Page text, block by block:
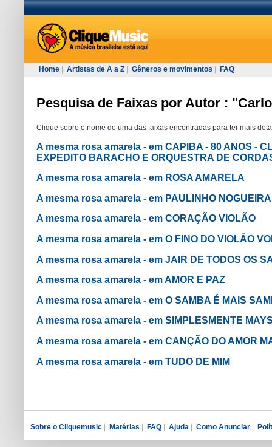
Home Artistas de A a Z Gêneros e movimentos FAQ
Pesquisa de Faixas por Autor :
Clique sobre o nome de uma das faixas encontradas para ter mais
A mesma rosa amarela - em CAPIBA - 80 ANOS -
EXPEDITO BARACHO E ORQUESTRA DE
A mesma rosa amarela - em ROSA AMARELA
A mesma rosa amarela - em PAULINHO
A mesma rosa amarela - em CORAÇÃO VIOLÃO
A mesma rosa amarela - em O FINO DO VIOLÃO
A mesma rosa amarela - em JAIR DE TODOS OS
A mesma rosa amarela - em AMOR E PAZ
A mesma rosa amarela - em O SAMBA É MAIS
A mesma rosa amarela - em SIMPLESMENTE
A mesma rosa amarela - em CANÇÃO DO AMOR
A mesma rosa amarela - em TUDO DE MIM
Sobre o Cliquemusic | Matérias | FAQ | Ajuda | Como Anunciar |